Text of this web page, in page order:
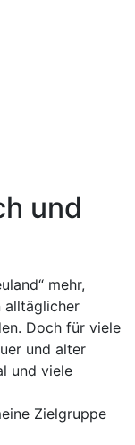
und
mehr,
alltäglicher
Doch für viele
und alter
und viele
Zielgruppe